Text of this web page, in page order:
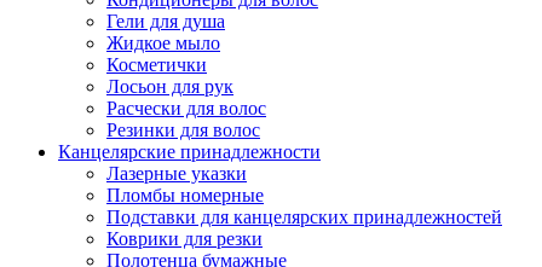
Гели для душа
Жидкое мыло
Косметички
Лосьон для рук
Расчески для волос
Резинки для волос
Канцелярские принадлежности
Лазерные указки
Пломбы номерные
Подставки для канцелярских принадлежностей
Коврики для резки
Полотенца бумажные